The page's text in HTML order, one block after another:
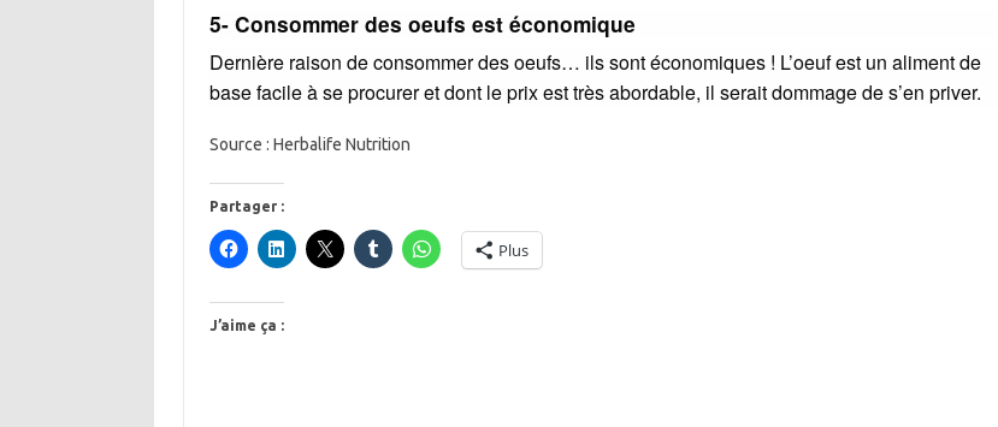
5- Consommer des oeufs est économique
Dernière raison de consommer des oeufs… ils sont économiques ! L’oeuf est un aliment de
base facile à se procurer et dont le prix est très abordable, il serait dommage de s’en priver.
Source : Herbalife Nutrition
Partager :
Plus
J’aime ça :